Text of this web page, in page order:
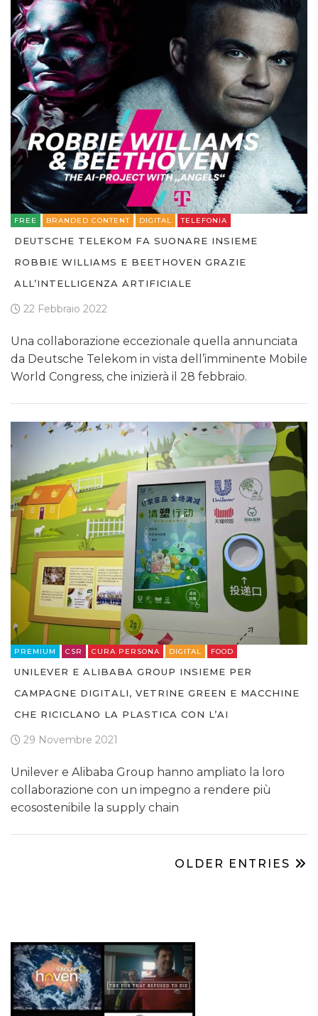
FREE BRANDED CONTENT DIGITAL TELEFONIA
DEUTSCHE TELEKOM FA SUONARE INSIEME
ROBBIE WILLIAMS E BEETHOVEN GRAZIE
ALL’INTELLIGENZA ARTIFICIALE
22 Febbraio 2022
Una collaborazione eccezionale quella annunciata
da Deutsche Telekom in vista dell’imminente Mobile
World Congress, che inizierà il 28 febbraio.
PREMIUM CSR CURA PERSONA DIGITAL FOOD
UNILEVER E ALIBABA GROUP INSIEME PER
CAMPAGNE DIGITALI, VETRINE GREEN E MACCHINE
CHE RICICLANO LA PLASTICA CON L’AI
29 Novembre 2021
Unilever e Alibaba Group hanno ampliato la loro
collaborazione con un impegno a rendere più
ecosostenibile la supply chain
OLDER ENTRIES